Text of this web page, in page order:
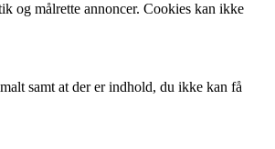
og målrette annoncer. Cookies kan ikke
samt at der er indhold, du ikke kan få